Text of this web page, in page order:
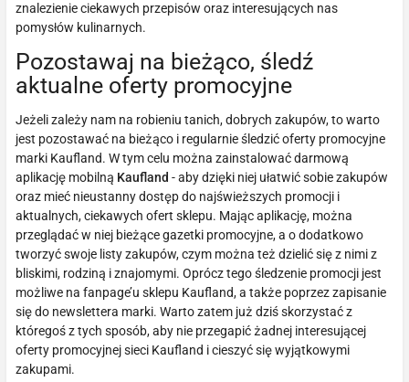
znalezienie ciekawych przepisów oraz interesujących nas
pomysłów kulinarnych.
Pozostawaj na bieżąco, śledź
aktualne oferty promocyjne
Jeżeli zależy nam na robieniu tanich, dobrych zakupów, to warto
jest pozostawać na bieżąco i regularnie śledzić oferty promocyjne
marki Kaufland. W tym celu można zainstalować darmową
aplikację mobilną Kaufland - aby dzięki niej ułatwić sobie zakupów
oraz mieć nieustanny dostęp do najświeższych promocji i
aktualnych, ciekawych ofert sklepu. Mając aplikację, można
przeglądać w niej bieżące gazetki promocyjne, a o dodatkowo
tworzyć swoje listy zakupów, czym można też dzielić się z nimi z
bliskimi, rodziną i znajomymi. Oprócz tego śledzenie promocji jest
możliwe na fanpage’u sklepu Kaufland, a także poprzez zapisanie
się do newslettera marki. Warto zatem już dziś skorzystać z
któregoś z tych sposób, aby nie przegapić żadnej interesującej
oferty promocyjnej sieci Kaufland i cieszyć się wyjątkowymi
zakupami.